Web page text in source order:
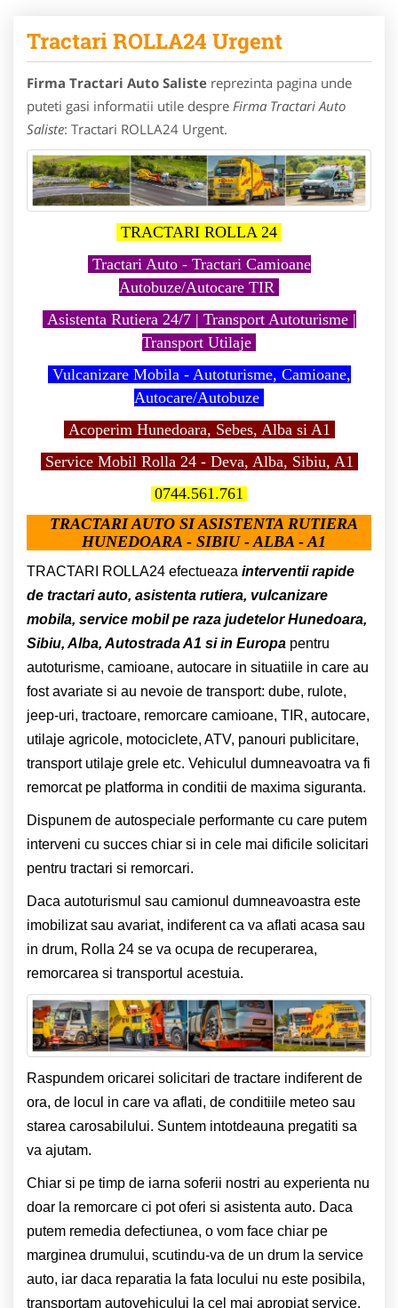
Tractari ROLLA24 Urgent
Firma Tractari Auto Saliste reprezinta pagina unde
puteti gasi informatii utile despre Firma Tractari Auto
Saliste: Tractari ROLLA24 Urgent.
TRACTARI ROLLA 24
Tractari Auto - Tractari Camioane
Autobuze/Autocare TIR
Asistenta Rutiera 24/7 | Transport Autoturisme |
Transport Utilaje
Vulcanizare Mobila - Autoturisme, Camioane,
Autocare/Autobuze
Acoperim Hunedoara, Sebes, Alba si A1
Service Mobil Rolla 24 - Deva, Alba, Sibiu, A1
0744.561.761
TRACTARI AUTO SI ASISTENTA RUTIERA
HUNEDOARA - SIBIU - ALBA - A1
TRACTARI ROLLA24 efectueaza interventii rapide
de tractari auto, asistenta rutiera, vulcanizare
mobila, service mobil pe raza judetelor Hunedoara,
Sibiu, Alba, Autostrada A1 si in Europa pentru
autoturisme, camioane, autocare in situatiile in care au
fost avariate si au nevoie de transport: dube, rulote,
jeep-uri, tractoare, remorcare camioane, TIR, autocare,
utilaje agricole, motociclete, ATV, panouri publicitare,
transport utilaje grele etc. Vehiculul dumneavoatra va fi
remorcat pe platforma in conditii de maxima siguranta.
Dispunem de autospeciale performante cu care putem
interveni cu succes chiar si in cele mai dificile solicitari
pentru tractari si remorcari.
Daca autoturismul sau camionul dumneavoastra este
imobilizat sau avariat, indiferent ca va aflati acasa sau
in drum, Rolla 24 se va ocupa de recuperarea,
remorcarea si transportul acestuia.
Raspundem oricarei solicitari de tractare indiferent de
ora, de locul in care va aflati, de conditiile meteo sau
starea carosabilului. Suntem intotdeauna pregatiti sa
va ajutam.
Chiar si pe timp de iarna soferii nostri au experienta nu
doar la remorcare ci pot oferi si asistenta auto. Daca
putem remedia defectiunea, o vom face chiar pe
marginea drumului, scutindu-va de un drum la service
auto, iar daca reparatia la fata locului nu este posibila,
transportam autovehicului la cel mai apropiat service.